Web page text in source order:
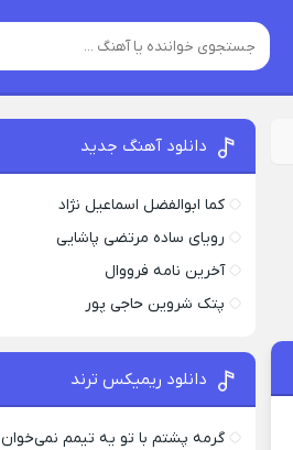
دانلود آهنگ جدید
کما ابوالفضل اسماعیل نژاد
رویای ساده مرتضی پاشایی
آخرین نامه فرووال
پتک شروین حاجی پور
دانلود ریمیکس ترند
گرمه پشتم با تو یه تیمم نمی‌خوان